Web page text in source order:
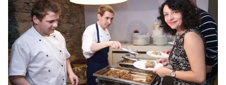
Životní styl
Všechny kategorie
Testy a kvízy
BYDLENÍ
Všechny kategorie
Tvoření
Rady a tipy
BurdaMedia
SVĚT ŽENY - 599 KČ